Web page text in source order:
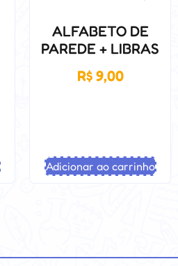
ALFABETO DE
PAREDE + LIBRAS
R$9,00
Adicionar ao carrinho